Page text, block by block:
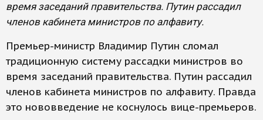
время заседаний правительства. Путин рассадил
членов кабинета министров по алфавиту.
Премьер-министр Владимир Путин сломал
традиционную систему рассадки министров во
время заседаний правительства. Путин рассадил
членов кабинета министров по алфавиту. Правда
это нововведение не коснулось вице-премьеров.